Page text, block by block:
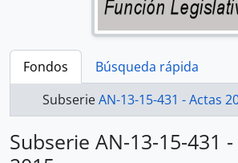
Fondos
Búsqueda rápida
SubserieAN-13-15-431 - Actas
Subserie AN-13-15-431